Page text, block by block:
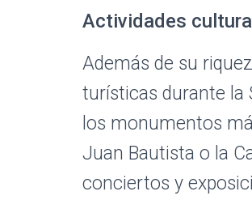
Actividades
Además de su
turísticas durante la
los monumentos
Juan Bautista o la
conciertos y